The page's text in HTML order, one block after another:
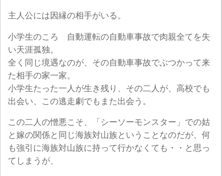
主人公には因縁の相手がいる。
小学生のころ 自動運転の自動車事故で肉親全てを失
い天涯孤独。
全く同じ境遇なのが、その自動車事故でぶつかって来
た相手の家一家。
小学生たった一人が生き残り、その二人が、高校でも
出会い、この逃走劇でもまた出会う。
この二人の憎悪こそ、「シーソーモンスター」での姑
と嫁の関係と同じ海族対山族ということなのだが、何
も強引に海族対山族に持って行かなくても・・と思っ
てしまうが、